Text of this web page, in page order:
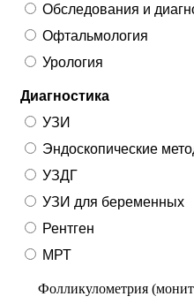
Обследования и
Офтальмология
Урология
Диагностика
УЗИ
Эндоскопические
УЗДГ
УЗИ для беременных
Рентген
МРТ
Фолликулометрия